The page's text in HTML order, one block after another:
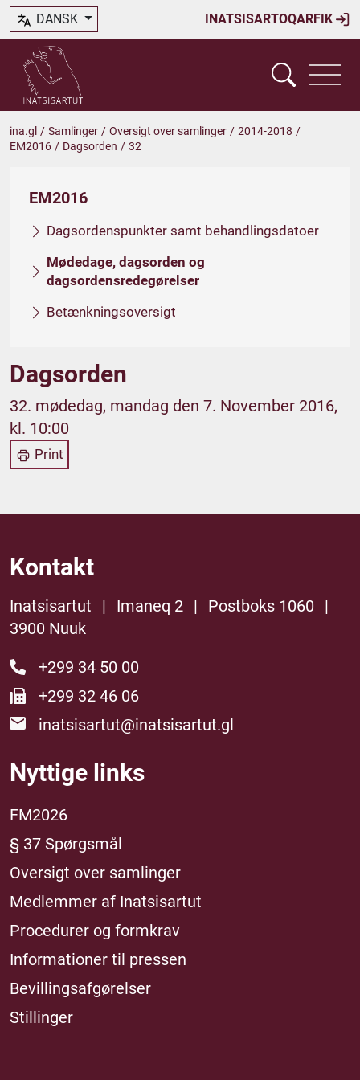
INATSISARTOQARFIK
DANSK
ina.gl / Samlinger / Oversigt over samlinger / 2014-2018 /
EM2016 / Dagsorden / 32
EM2016
Dagsordenspunkter samt behandlingsdatoer
Mødedage, dagsorden og
dagsordensredegørelser
Betænkningsoversigt
Dagsorden
32. mødedag, mandag den 7. November 2016,
kl. 10:00
Print
Kontakt
Inatsisartut | Imaneq 2 | Postboks 1060
|
3900 Nuuk
+299 34 50 00
+299 32 46 06
inatsisartut@inatsisartut.gl
Nyttige links
FM2026
§ 37 Spørgsmål
Oversigt over samlinger
Medlemmer af Inatsisartut
Procedurer og formkrav
Informationer til pressen
Bevillingsafgørelser
Stillinger